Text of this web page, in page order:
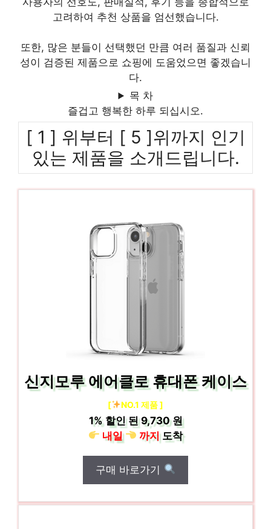
고려하여 추천 상품을 엄선했습니다.
또한, 많은 분들이 선택했던 만큼 여러 품질과 신뢰
성이 검증된 제품으로 쇼핑에 도움었으면 좋겠습니
다.
목 차
즐겁고 행복한 하루 되십시오.
[ 1 ] 위부터 [ 5 ]위까지 인기
있는 제품을 소개드립니다.
신지모루 에어클로 휴대폰 케이스
[ NO.1 제품 ]
1%할인 된9,730 원
내일
까지도착
구매 바로가기